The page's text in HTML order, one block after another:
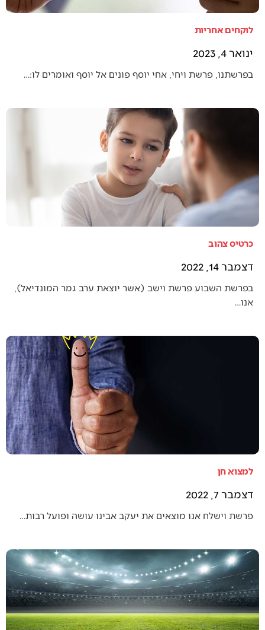
לוקחים אחריות
ינואר 4, 2023
בפרשתנו, פרשת ויחי, אחי יוסף פונים אל יוסף ואומרים לו:…
כרטיס צהוב
דצמבר 14, 2022
בפרשת השבוע פרשת וישב (אשר יוצאת ערב גמר המונדיאל),
אנו…
למצוא חן
דצמבר 7, 2022
פרשת וישלח אנו מוצאים את יעקב אבינו עושה ופועל רבות…